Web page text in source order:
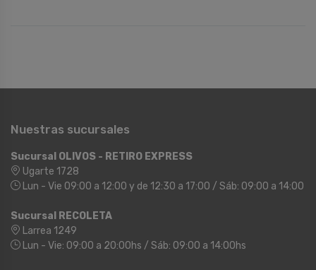
Nuestras sucursales
Sucursal OLIVOS - RETIRO EXPRESS
Ugarte 1728
Lun - Vie 09:00 a 12:00 y de 12:30 a 17:00 / Sáb: 09:00 a 14:00
Sucursal RECOLETA
Larrea 1249
Lun - Vie: 09:00 a 20:00hs / Sáb: 09:00 a 14:00hs